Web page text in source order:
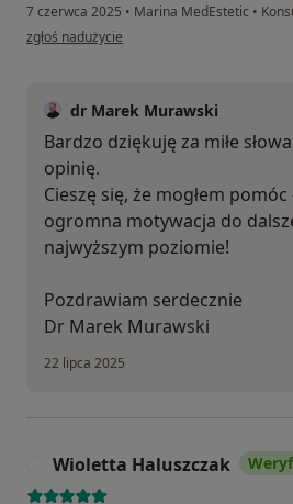
7 czerwca 2025 • Marina MedEstetic •
w opinii użytkownika KRYSTYNA
zgłoś nadużycie
dr Marek Murawski
Bardzo dziękuję za miłe
opinię.
Cieszę się, że mogłem
ogromna motywacja do
najwyższym poziomie!
Pozdrawiam serdecznie
Dr Marek Murawski
22 lipca 2025
Wioletta Haluszczak